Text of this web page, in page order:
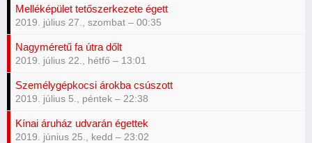
Melléképület tetőszerkezete égett
2019. július 27., szombat – 00:35
Nagyméretű fa útra dőlt
2019. július 22., hétfő – 13:01
Személygépkocsi árokba csúszott
2019. július 5., péntek – 22:38
Kínai áruház udvarán égettek
2019. június 25., kedd – 23:02